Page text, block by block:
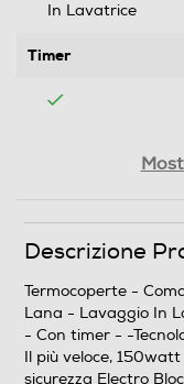
In Lavatrice
Timer
Sicurezza
Sistema di sicurezza
Descrizione
Termocoperte -
Lana - Lavaggio In
- Con timer - -
Il più veloce,
sicurezza Electro